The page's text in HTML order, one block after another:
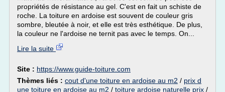
propriétés de résistance au gel. C'est en fait un schiste de
roche. La toiture en ardoise est souvent de couleur gris
sombre, bleutée à noir, et elle est très esthétique. De plus,
la couleur ne l'ardoise ne ternit pas avec le temps. On...
Lire la suite
Site : https://www.guide-toiture.com
Thèmes liés : cout d'une toiture en ardoise au m2 / prix d
une toiture en ardoise au m2 / toiture ardoise naturelle prix /